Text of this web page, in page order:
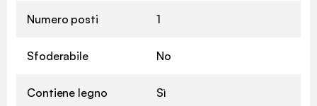
Numero posti 1
Sfoderabile No
Contiene legno Sì